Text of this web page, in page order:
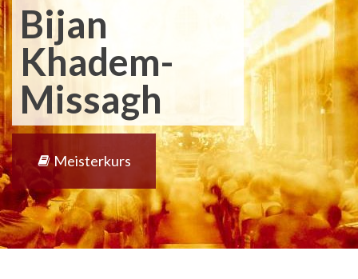
Bijan
Khadem-
Missagh
Meisterkurs